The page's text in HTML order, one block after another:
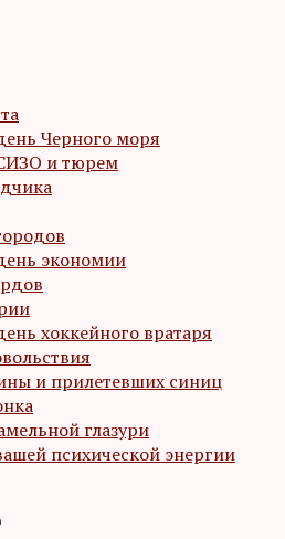
Черного моря
и тюрем
экономии
хоккейного вратаря
и прилетевших синиц
глазури
психической энергии